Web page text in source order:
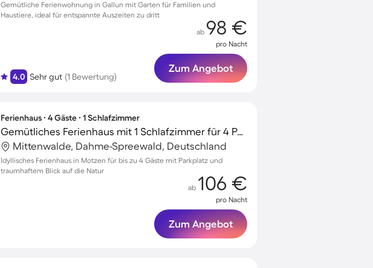
Gemütliche Ferienwohnung in Gallun mit Garten für Familien und
Haustiere, ideal für entspannte Auszeiten zu dritt
4.0 Sehr gut (1 Bewertung)
ab 98 €
pro Nacht
Zum Angebot
Ferienhaus ∙ 4 Gäste ∙ 1 Schlafzimmer
Gemütliches Ferienhaus mit 1 Schlafzimmer für 4 Personen
Mittenwalde, Dahme-Spreewald, Deutschland
Idyllisches Ferienhaus in Motzen für bis zu 4 Gäste mit Parkplatz und
traumhaftem Blick auf die Natur
ab 106 €
pro Nacht
Zum Angebot